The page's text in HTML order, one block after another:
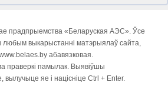
прадпрыемства «Беларуская АЭС». Ўсе
выкарыстанні матэрыялаў сайта,
абавязковая.
праверкі памылак. Выявіўшы
вылучыце яе і націсніце Ctrl + Enter.